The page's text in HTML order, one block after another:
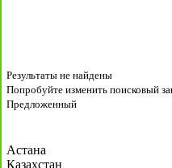
Результаты не найдены
Попробуйте изменить поисковый
Предложенный
Астана
Казахстан